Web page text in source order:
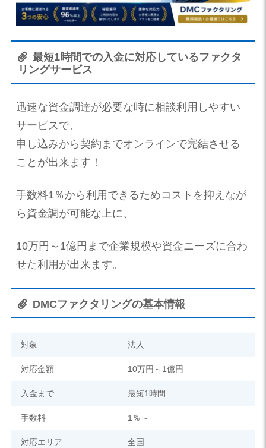
最短1時間での入金に対応しているファクタ
リングサービス
迅速な資金調達が必要な時に相談利用しやすい
サービスで、
申し込みから契約までオンラインで完結させる
ことが出来ます！
手数料1％から利用できるためコストを抑えなが
ら資金調が可能な上に、
10万円～1億円まで企業規模や資金ニーズに合わ
せた利用が出来ます。
DMCファクタリングの基本情報
対象 法人
対応金額 10万円～1億円
入金まで 最短1時間
手数料 1％～
対応エリア 全国